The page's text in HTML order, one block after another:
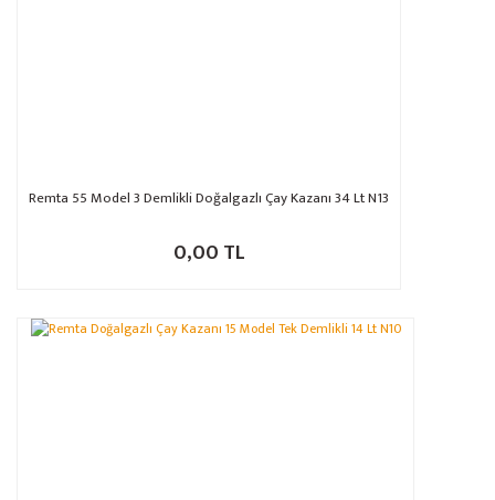
Remta 55 Model 3 Demlikli Doğalgazlı Çay Kazanı 34 Lt N13
0,00 TL